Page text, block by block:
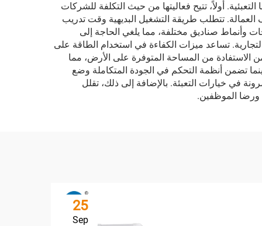
أولاً، تتيح فعاليتها من حيث التكلفة للشركات
العمالة. تتطلب طريقة التشغيل البديهية وقت تدريب
وأنماط صناديق مختلفة، مما يلغي الحاجة إلى
تساعد ميزات الكفاءة في استخدام الطاقة على
الاستفادة من المساحة المتوفرة على الأرض، مما
تضمن أنظمة التحكم في الجودة المتكاملة وضع
في خيارات التعبئة. بالإضافة إلى ذلك، تقلل
ورضا الموظفين.
25
Sep